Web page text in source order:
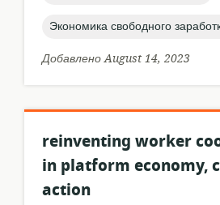
topic:
Экономика свободного
Добавлено August 14, 2023
reinventing worker
in platform economy,
action